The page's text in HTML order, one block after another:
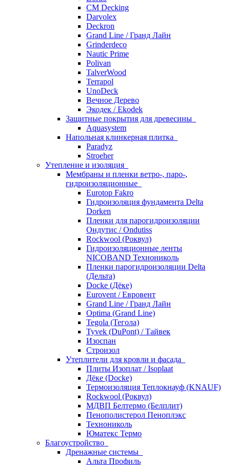
CM Decking
Darvolex
Deckron
Grand Line / Гранд Лайн
Grinderdeco
Nautic Prime
Polivan
TalverWood
Terrapol
UnoDeck
Вечное Дерево
Экодек / Ekodek
Защитные покрытия для древесины
Aquasystem
Напольная клинкерная плитка
Paradyz
Stroeher
Утепление и изоляция
Мембраны и пленки ветро-, паро-,
гидроизоляционные
Eurotop Fakro
Гидроизоляция фундамента Delta
Dorken
Пленки для парогидроизоляции
Ондутис / Ondutiss
Rockwool (Роквул)
Гидроизоляционные ленты
NICOBAND Технониколь
Пленки парогидроизоляции Delta
(Дельта)
Docke (Дёке)
Eurovent / Евровент
Grand Line / Гранд Лайн
Optima (Grand Line)
Tegola (Тегола)
Tyvek (DuPont) / Тайвек
Изоспан
Строизол
Утеплители для кровли и фасада
Плиты Изоплат / Isoplaat
Дёке (Docke)
Термоизоляция Теплокнауф (KNAUF)
Rockwool (Роквул)
МДВП Белтермо (Белплит)
Пенополистерол Пеноплэкс
Технониколь
Юматекс Термо
Благоустройство
Дренажные системы
Альта Профиль